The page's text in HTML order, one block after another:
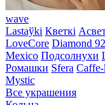
wave
Lastaўki Кветкі
LoveCore Diamond
Mexico Подсолнухи
Ромашки Sfera
Mystic
Все украшения